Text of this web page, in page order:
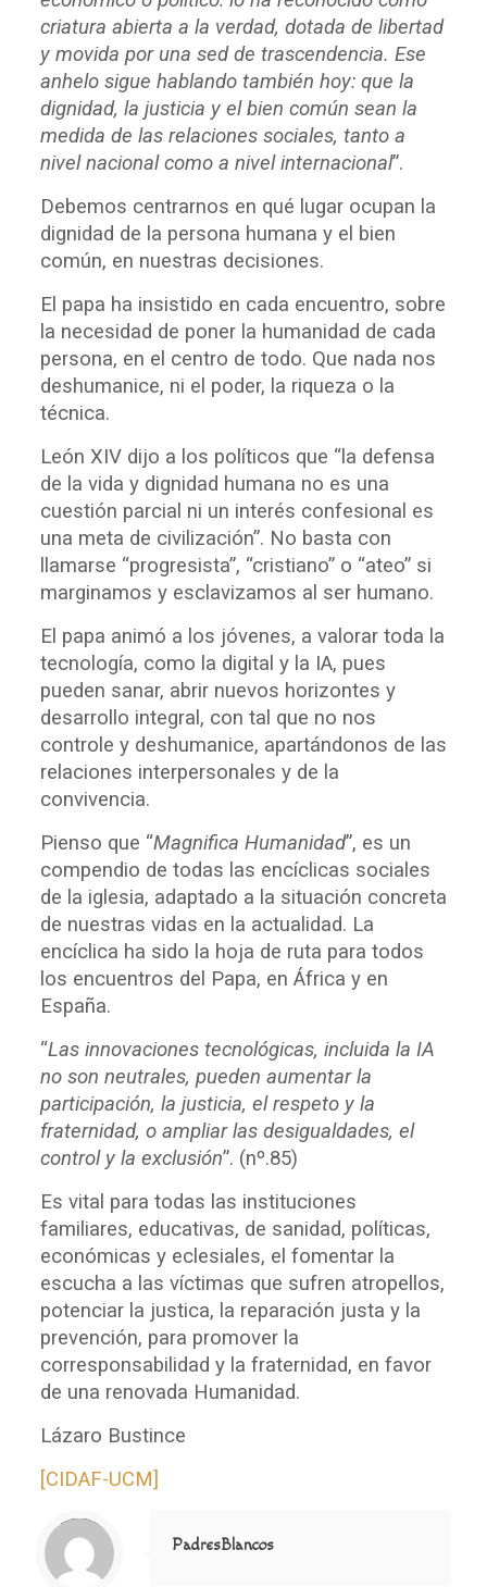
criatura abierta a la verdad, dotada de libertad
y movida por una sed de trascendencia. Ese
anhelo sigue hablando también hoy: que la
dignidad, la justicia y el bien común sean la
medida de las relaciones sociales, tanto a
nivel nacional como a nivel internacional”.
Debemos centrarnos en qué lugar ocupan la
dignidad de la persona humana y el bien
común, en nuestras decisiones.
El papa ha insistido en cada encuentro, sobre
la necesidad de poner la humanidad de cada
persona, en el centro de todo. Que nada nos
deshumanice, ni el poder, la riqueza o la
técnica.
León XIV dijo a los políticos que “la defensa
de la vida y dignidad humana no es una
cuestión parcial ni un interés confesional es
una meta de civilización”. No basta con
llamarse “progresista”, “cristiano” o “ateo” si
marginamos y esclavizamos al ser humano.
El papa animó a los jóvenes, a valorar toda la
tecnología, como la digital y la IA, pues
pueden sanar, abrir nuevos horizontes y
desarrollo integral, con tal que no nos
controle y deshumanice, apartándonos de las
relaciones interpersonales y de la
convivencia.
Pienso que “Magnifica Humanidad”, es un
compendio de todas las encíclicas sociales
de la iglesia, adaptado a la situación concreta
de nuestras vidas en la actualidad. La
encíclica ha sido la hoja de ruta para todos
los encuentros del Papa, en África y en
España.
“Las innovaciones tecnológicas, incluida la IA
no son neutrales, pueden aumentar la
participación, la justicia, el respeto y la
fraternidad, o ampliar las desigualdades, el
control y la exclusión”. (nº.85)
Es vital para todas las instituciones
familiares, educativas, de sanidad, políticas,
económicas y eclesiales, el fomentar la
escucha a las víctimas que sufren atropellos,
potenciar la justica, la reparación justa y la
prevención, para promover la
corresponsabilidad y la fraternidad, en favor
de una renovada Humanidad.
Lázaro Bustince
[CIDAF-UCM]
Notice
: Trying to access array offset on value of type null in
/home/misioner/public_html/padresblancos/themes/betheme/includes/content-single.php
on line
286
PadresBlancos